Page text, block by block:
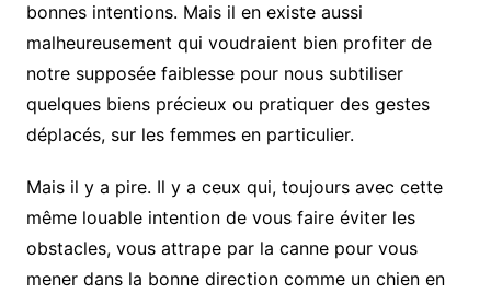
bonnes intentions. Mais il en existe aussi
malheureusement qui voudraient bien profiter de
notre supposée faiblesse pour nous subtiliser
quelques biens précieux ou pratiquer des gestes
déplacés, sur les femmes en particulier.
Mais il y a pire. Il y a ceux qui, toujours avec cette
même louable intention de vous faire éviter les
obstacles, vous attrape par la canne pour vous
mener dans la bonne direction comme un chien en